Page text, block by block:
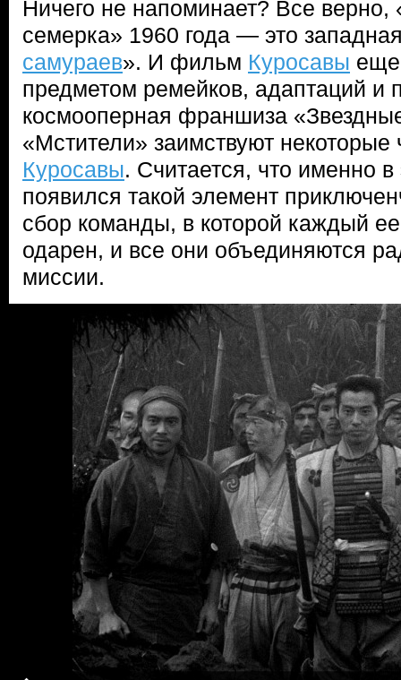
Ничего не напоминает? Все верно,
семерка» 1960 года — это
самураев». И фильм Куросавы еще
предметом ремейков, адаптаций и
космооперная франшиза
«Мстители» заимствуют
Куросавы. Считается, что именно
появился такой элемент
сбор команды, в которой каждый
одарен, и все они объединяются
миссии.